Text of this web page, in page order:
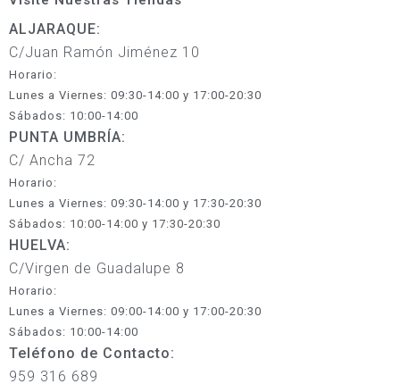
ALJARAQUE:
C/Juan Ramón Jiménez 10
Horario:
Lunes a Viernes: 09:30-14:00 y 17:00-20:30
Sábados: 10:00-14:00
PUNTA UMBRÍA:
C/ Ancha 72
Horario:
Lunes a Viernes: 09:30-14:00 y 17:30-20:30
Sábados: 10:00-14:00 y 17:30-20:30
HUELVA:
C/Virgen de Guadalupe 8
Horario:
Lunes a Viernes: 09:00-14:00 y 17:00-20:30
Sábados: 10:00-14:00
Teléfono de Contacto:
959 316 689